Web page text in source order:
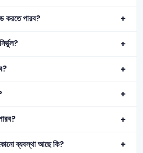
করতে পারব?
ব্যবস্থা আছে কি?